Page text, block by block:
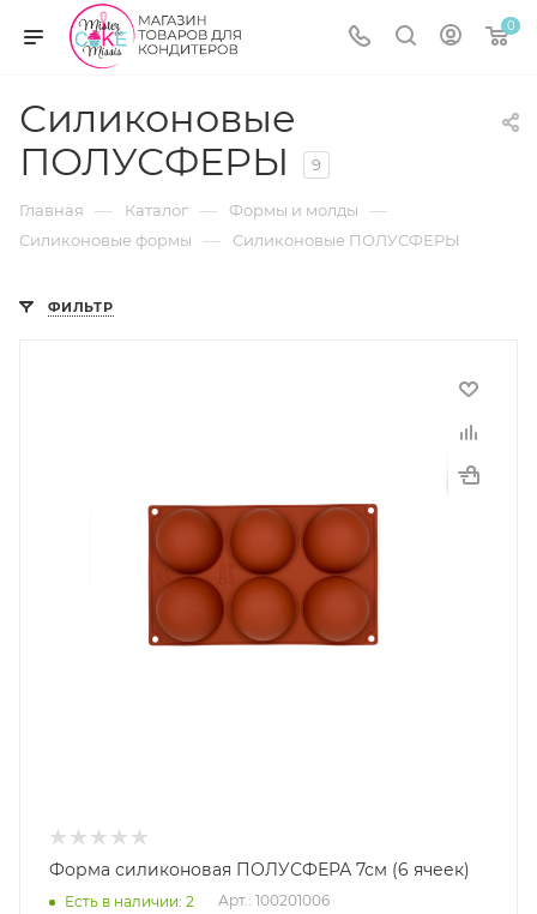
0
Силиконовые
ПОЛУСФЕРЫ
9
Главная — Каталог — Формы и молды —
Силиконовые формы — Силиконовые ПОЛУСФЕРЫ
ФИЛЬТР
Форма силиконовая ПОЛУСФЕРА 7см (6 ячеек)
Есть в наличии: 2 Арт.: 100201006